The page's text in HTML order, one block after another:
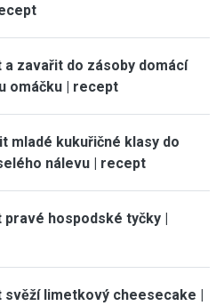
a zavařit do zásoby domácí
omáčku | recept
mladé kukuřičné klasy do
nálevu | recept
pravé hospodské tyčky |
svěží limetkový cheesecake |